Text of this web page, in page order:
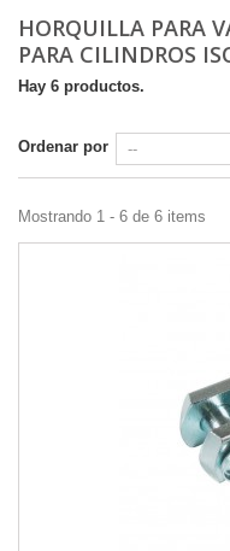
HORQUILLA PARA
PARA CILINDROS
Hay 6 productos.
Ordenar por
Mostrando 1 - 6 de 6 items